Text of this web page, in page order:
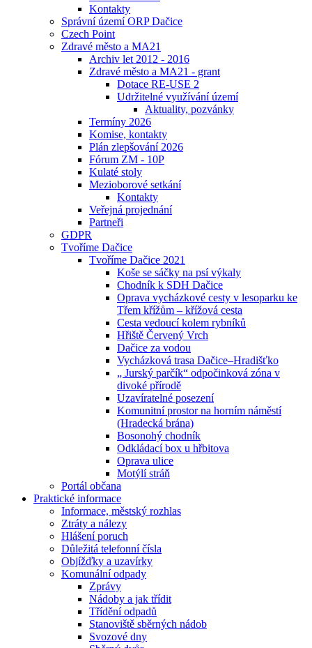
Kontakty
Správní území ORP Dačice
Czech Point
Zdravé město a MA21
Archiv let 2012 - 2016
Zdravé město a MA21 - grant
Dotace RE-USE 2
Udržitelné využívání území
Aktuality, pozvánky
Termíny 2026
Komise, kontakty
Plán zlepšování 2026
Fórum ZM - 10P
Kulaté stoly
Mezioborové setkání
Kontakty
Veřejná projednání
Partneři
GDPR
Tvoříme Dačice
Tvoříme Dačice 2021
Koše se sáčky na psí výkaly
Chodník k SDH Dačice
Oprava vycházkové cesty v lesoparku ke
Třem křížům – křížová cesta
Cesta vedoucí kolem rybníků
Hřiště Červený Vrch
Dačice za vodou
Vycházková trasa Dačice–Hradišťko
„ Jurský parčík“ odpočinková zóna v
divoké přírodě
Uzavíratelné posezení
Komunitní prostor na horním náměstí
(Hradecká brána)
Bosonohý chodník
Odkládací box u hřbitova
Oprava ulice
Motýlí stráň
Portál občana
Praktické informace
Informace, městský rozhlas
Ztráty a nálezy
Hlášení poruch
Důležitá telefonní čísla
Objížďky a uzavírky
Komunální odpady
Zprávy
Nádoby a jak třídit
Třídění odpadů
Stanoviště sběrných nádob
Svozové dny